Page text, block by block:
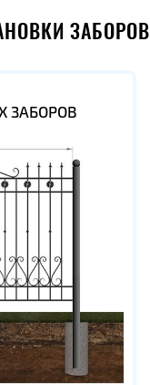
ЗАБОРОВ
ЗАБОРОВ